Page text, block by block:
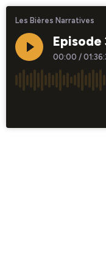
Les Bières Narratives
Episode
00:00 /